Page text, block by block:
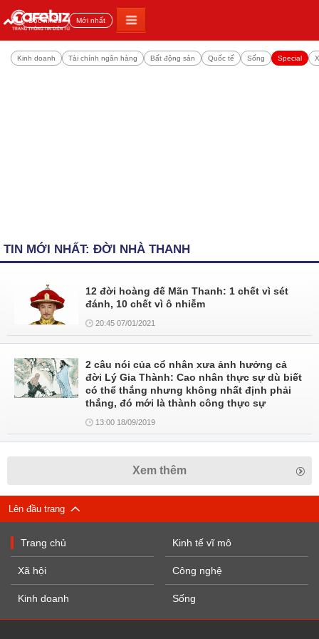
Đọc nhiều Mới nhất
Kinh doanh Tài chính ngân hàng Bất động sản Quốc tế Sống Special
TIN MỚI NHẤT: ĐỜI NHÀ THANH
12 đời hoàng đế Mãn Thanh: 1 chết vì sét
đánh, 10 chết vì ô nhiễm
20:45 07/01/2021
2 câu nói của cổ nhân xưa ảnh hưởng cả
đời Lý Gia Thành: Cao nhân thực sự dù biết
có thể thắng nhưng không nhất định phải
thắng, đó mới là thành công thực sự
13:00 18/09/2019
Xem thêm
Lên đầu trang
Trang chủ
Xã hội
Kinh doanh
Kinh tế vĩ mô
Công nghệ
Sống